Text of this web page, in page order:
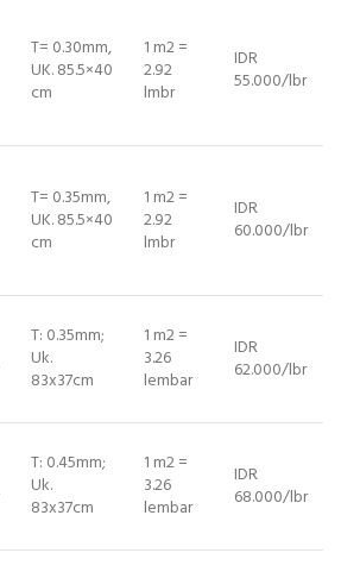
T= 0.30mm,
UK. 85.5×40
cm
1 m2 =
2.92
lmbr
IDR
55.000/lbr
T= 0.35mm,
UK. 85.5×40
cm
1 m2 =
2.92
lmbr
IDR
60.000/lbr
T: 0.35mm;
Uk.
83x37cm
1 m2 =
3.26
lembar
IDR
62.000/lbr
T: 0.45mm;
Uk.
83x37cm
1 m2 =
3.26
lembar
IDR
68.000/lbr